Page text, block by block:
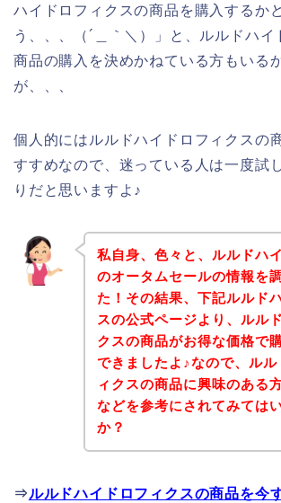
ハイドロフィクスの商品を購入するか
う、、、（´＿｀＼）」と、ルルドハイ
商品の購入を決めかねている方もいる
が、、、
個人的にはルルドハイドロフィクスの
すすめなので、迷っている人は一度試
りだと思いますよ♪
私自身、色々と、ルルドハ
のオータムセールの情報を
た！その結果、下記ルルド
スの公式ページより、ルル
クスの商品がお得な価格で
できましたよ♪なので、ルル
ィクスの商品に興味のある
などを参考にされてみては
か？
⇒ルルドハイドロフィクスの商品を今